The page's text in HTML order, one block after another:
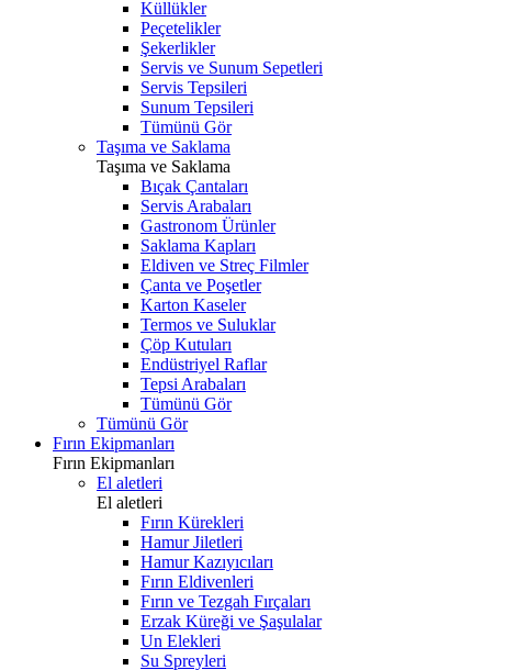
Küllükler
Peçetelikler
Şekerlikler
Servis ve Sunum Sepetleri
Servis Tepsileri
Sunum Tepsileri
Tümünü Gör
Taşıma ve Saklama
Taşıma ve Saklama
Bıçak Çantaları
Servis Arabaları
Gastronom Ürünler
Saklama Kapları
Eldiven ve Streç Filmler
Çanta ve Poşetler
Karton Kaseler
Termos ve Suluklar
Çöp Kutuları
Endüstriyel Raflar
Tepsi Arabaları
Tümünü Gör
Tümünü Gör
Fırın Ekipmanları
Fırın Ekipmanları
El aletleri
El aletleri
Fırın Kürekleri
Hamur Jiletleri
Hamur Kazıyıcıları
Fırın Eldivenleri
Fırın ve Tezgah Fırçaları
Erzak Küreği ve Şaşulalar
Un Elekleri
Su Spreyleri